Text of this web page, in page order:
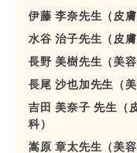
伊藤 李奈先生（皮膚
水谷 治子先生（皮
長野 美樹先生（美容
長尾 沙也加先生（美
吉田 美奈子 先生（
科）
嵩原 章太先生（美容